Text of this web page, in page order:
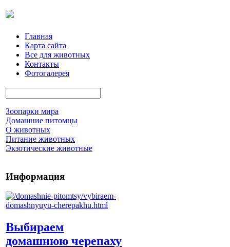
Главная
Карта сайта
Все для животных
Контакты
Фотогалерея
Зоопарки мира
Домашние питомцы
О животных
Питание животных
Экзотические животные
Информация
Выбираем
домашнюю черепаху